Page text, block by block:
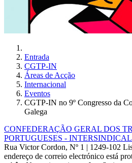
Entrada
CGTP-IN
Áreas de Acção
Internacional
Eventos
CGTP-IN no 9º Congresso da
Galega
CONFEDERAÇÃO GERAL DOS
PORTUGUESES -
Rua Victor Cordon, Nº 1 | 1249-102
endereço de correio electrónico está